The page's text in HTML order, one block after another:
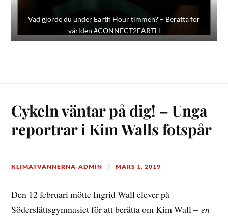
Vad gjorde du under Earth Hour timmen? – Berätta för
världen #CONNECT2EARTH
Cykeln väntar på dig! – Unga
reportrar i Kim Walls fotspår
KLIMATVANNERNA-ADMIN MARS 1, 2019
Den 12 februari mötte Ingrid Wall elever på
Söderslättsgymnasiet för att berätta om Kim Wall –en